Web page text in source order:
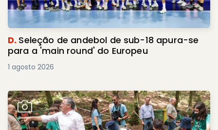
D. Seleção de andebol de sub-18 apura-se
para a 'main round' do Europeu
1 agosto 2026